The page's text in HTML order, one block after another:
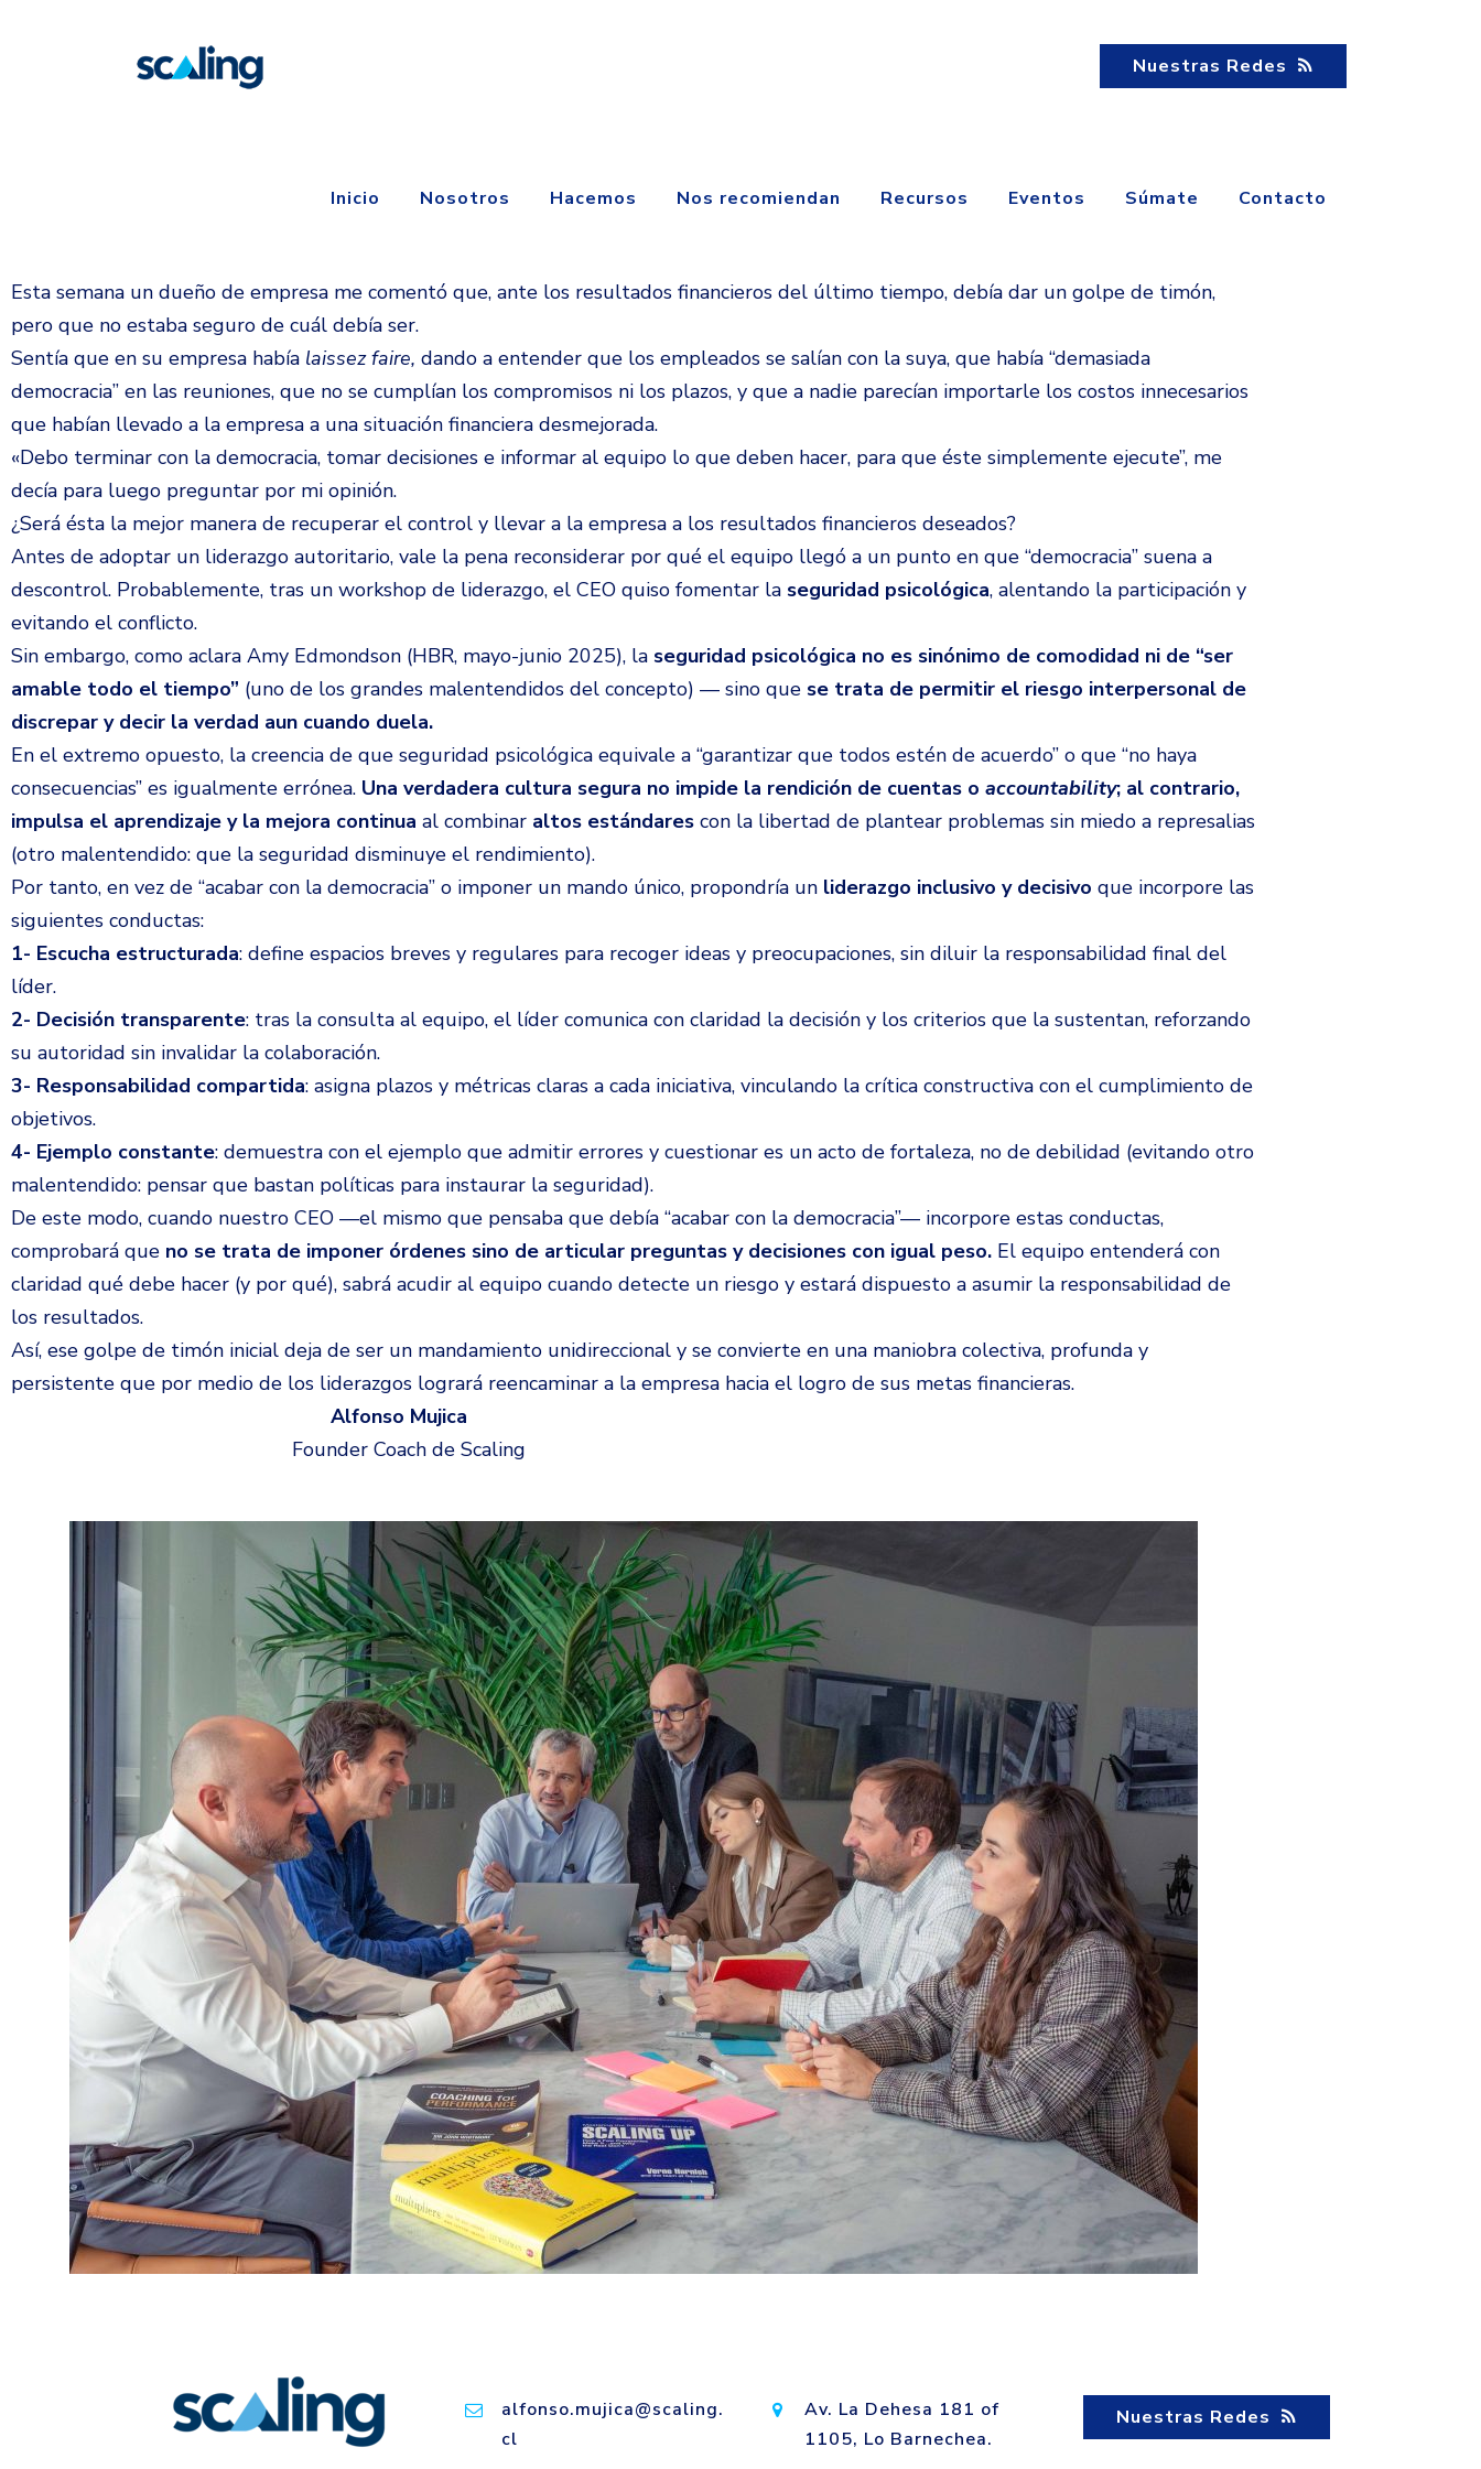
Nuestras Redes
Inicio Nosotros Hacemos Nos recomiendan Recursos Eventos Súmate Contacto
Esta semana un dueño de empresa me comentó que, ante los resultados financieros del último tiempo, debía dar un golpe de timón,
pero que no estaba seguro de cuál debía ser.
Sentía que en su empresa había laissez faire, dando a entender que los empleados se salían con la suya, que había “demasiada
democracia” en las reuniones, que no se cumplían los compromisos ni los plazos, y que a nadie parecían importarle los costos innecesarios
que habían llevado a la empresa a una situación financiera desmejorada.
«Debo terminar con la democracia, tomar decisiones e informar al equipo lo que deben hacer, para que éste simplemente ejecute”, me
decía para luego preguntar por mi opinión.
¿Será ésta la mejor manera de recuperar el control y llevar a la empresa a los resultados financieros deseados?
Antes de adoptar un liderazgo autoritario, vale la pena reconsiderar por qué el equipo llegó a un punto en que “democracia” suena a
descontrol. Probablemente, tras un workshop de liderazgo, el CEO quiso fomentar la seguridad psicológica, alentando la participación y
evitando el conflicto.
Sin embargo, como aclara Amy Edmondson (HBR, mayo-junio 2025), la seguridad psicológica no es sinónimo de comodidad ni de “ser
amable todo el tiempo” (uno de los grandes malentendidos del concepto) — sino que se trata de permitir el riesgo interpersonal de
discrepar y decir la verdad aun cuando duela.
En el extremo opuesto, la creencia de que seguridad psicológica equivale a “garantizar que todos estén de acuerdo” o que “no haya
consecuencias” es igualmente errónea. Una verdadera cultura segura no impide la rendición de cuentas o accountability; al contrario,
impulsa el aprendizaje y la mejora continua al combinar altos estándares con la libertad de plantear problemas sin miedo a represalias
(otro malentendido: que la seguridad disminuye el rendimiento).
Por tanto, en vez de “acabar con la democracia” o imponer un mando único, propondría un liderazgo inclusivo y decisivo que incorpore las
siguientes conductas:
1- Escucha estructurada: define espacios breves y regulares para recoger ideas y preocupaciones, sin diluir la responsabilidad final del
líder.
2- Decisión transparente: tras la consulta al equipo, el líder comunica con claridad la decisión y los criterios que la sustentan, reforzando
su autoridad sin invalidar la colaboración.
3- Responsabilidad compartida: asigna plazos y métricas claras a cada iniciativa, vinculando la crítica constructiva con el cumplimiento de
objetivos.
4- Ejemplo constante: demuestra con el ejemplo que admitir errores y cuestionar es un acto de fortaleza, no de debilidad (evitando otro
malentendido: pensar que bastan políticas para instaurar la seguridad).
De este modo, cuando nuestro CEO —el mismo que pensaba que debía “acabar con la democracia”— incorpore estas conductas,
comprobará que no se trata de imponer órdenes sino de articular preguntas y decisiones con igual peso. El equipo entenderá con
claridad qué debe hacer (y por qué), sabrá acudir al equipo cuando detecte un riesgo y estará dispuesto a asumir la responsabilidad de
los resultados.
Así, ese golpe de timón inicial deja de ser un mandamiento unidireccional y se convierte en una maniobra colectiva, profunda y
persistente que por medio de los liderazgos logrará reencaminar a la empresa hacia el logro de sus metas financieras.
Alfonso Mujica
Founder Coach de Scaling
alfonso.mujica@scaling.
cl
Av. La Dehesa 181 of
1105, Lo Barnechea.
Nuestras Redes